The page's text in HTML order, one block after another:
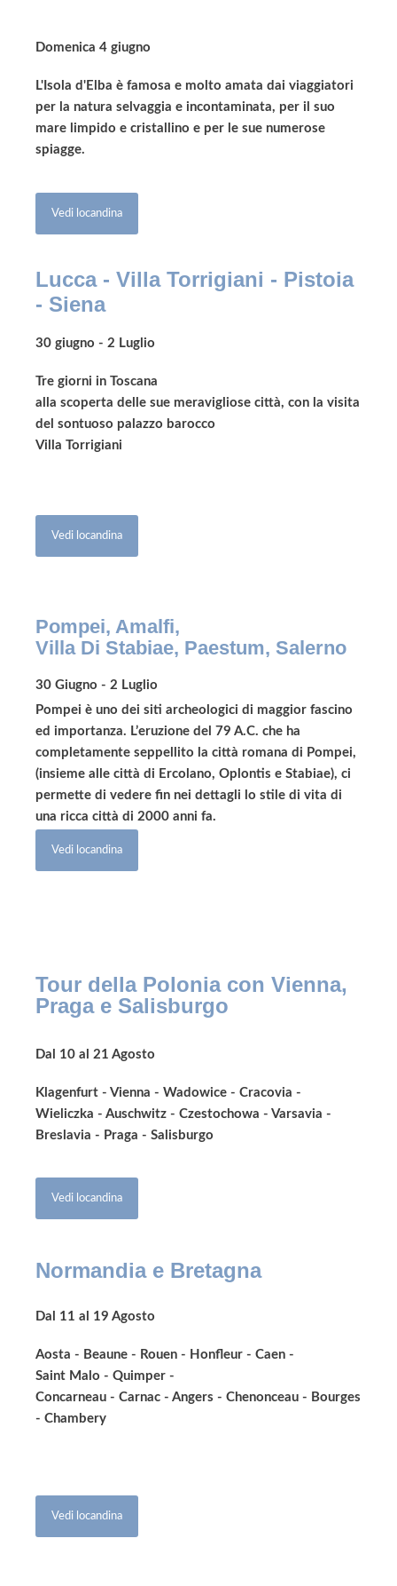
Domenica 4 giugno
L'Isola d'Elba è famosa e molto amata dai viaggiatori
per la natura selvaggia e incontaminata, per il suo
mare limpido e cristallino e per le sue numerose
spiagge.
Vedi locandina
Lucca - Villa Torrigiani - Pistoia
- Siena
30 giugno - 2 Luglio
Tre giorni in Toscana
alla scoperta delle sue meravigliose città, con la visita
del sontuoso palazzo barocco
Villa Torrigiani
Vedi locandina
Pompei, Amalfi,
Villa Di Stabiae, Paestum, Salerno
30 Giugno - 2 Luglio
Pompei è uno dei siti archeologici di maggior fascino
ed importanza. L’eruzione del 79 A.C. che ha
completamente seppellito la città romana di Pompei,
(insieme alle città di Ercolano, Oplontis e Stabiae), ci
permette di vedere fin nei dettagli lo stile di vita di
una ricca città di 2000 anni fa.
Vedi locandina
Tour della Polonia con Vienna,
Praga e Salisburgo
Dal 10 al 21 Agosto
Klagenfurt - Vienna - Wadowice - Cracovia -
Wieliczka - Auschwitz - Czestochowa - Varsavia -
Breslavia - Praga - Salisburgo
Vedi locandina
Normandia e Bretagna
Dal 11 al 19 Agosto
Aosta - Beaune - Rouen - Honfleur - Caen -
Saint Malo - Quimper -
Concarneau - Carnac - Angers - Chenonceau - Bourges
- Chambery
Vedi locandina